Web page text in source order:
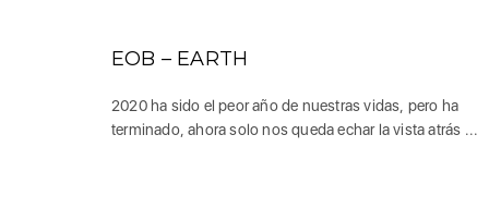
EOB – EARTH
2020 ha sido el peor año de nuestras vidas, pero ha
terminado, ahora solo nos queda echar la vista atrás ...